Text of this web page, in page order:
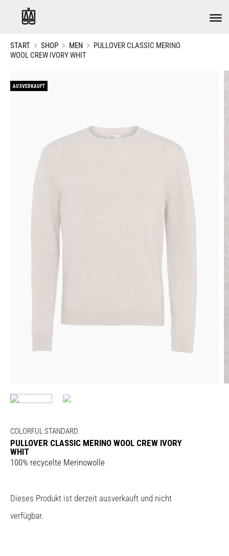
START SHOP MEN
PULLOVER CLASSIC MERINO
WOOL CREW IVORY WHIT
AUSVERKAUFT
COLORFUL STANDARD
PULLOVER CLASSIC MERINO WOOL CREW IVORY
WHIT
100% recycelte Merinowolle
Dieses Produkt ist derzeit ausverkauft und nicht
verfügbar.